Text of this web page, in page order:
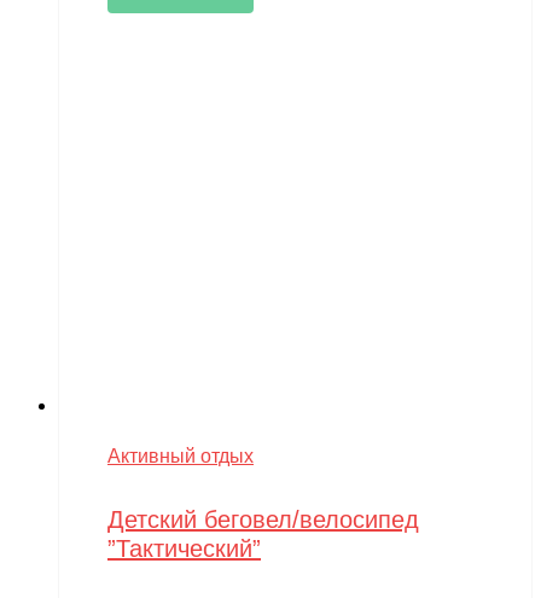
Активный отдых
Детский беговел/велосипед
”Тактический”